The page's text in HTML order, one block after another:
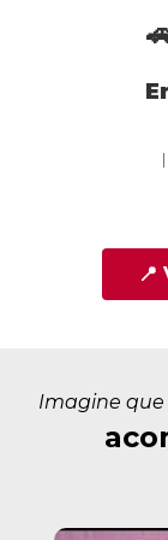
📍
Imagine